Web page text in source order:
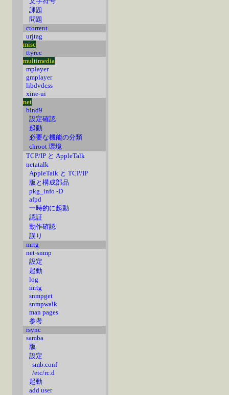
課題
問題
ctorrent
urjtag
misc
ttyrec
multimedia
mplayer
gmplayer
libdvdcss
xine-ui
net
bind9
設定確認
起動
必要な機能の分類
chroot 環境
TCP/IP と AppleTalk
netatalk
AppleTalk と TCP/IP
版と構成部品
pkg_info -D
afpd
一時的に起動
認証
動作確認
誤り
mrtg
net-snmp
設定
起動
log
mrtg
snmpget
snmpwalk
man pages
参考
rsync
samba
版
設定
smb.conf
/etc/rc.d
起動
add user